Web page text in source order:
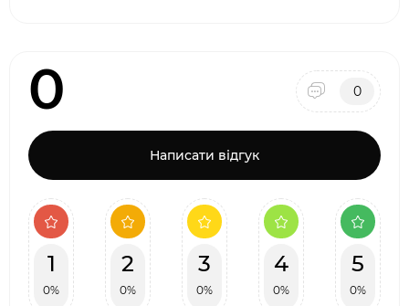
0 0
Написати відгук
1
0%
2
0%
3
0%
4
0%
5
0%